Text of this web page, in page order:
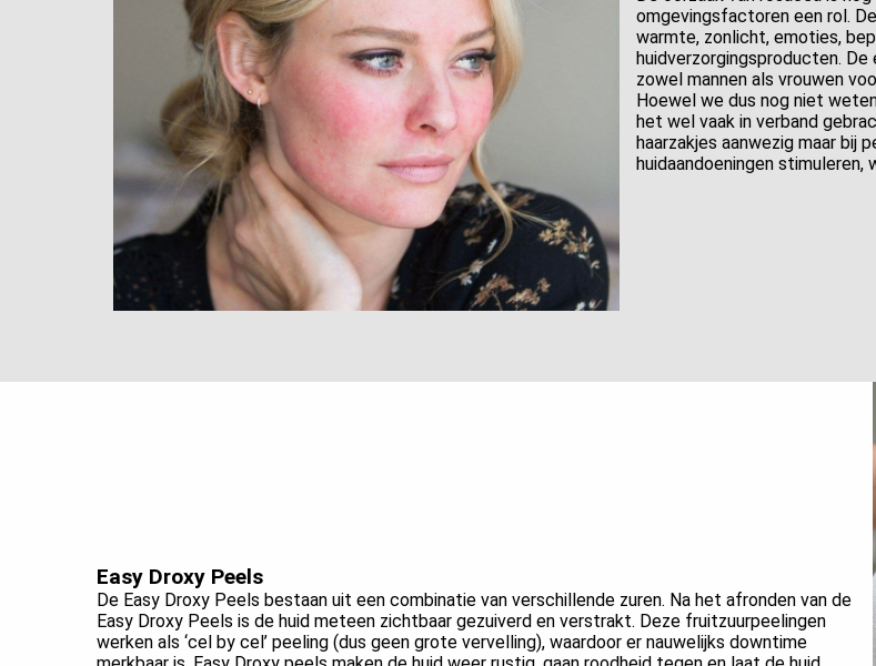
omgevingsfactoren een rol.
warmte, zonlicht, emoties,
huidverzorgingsproducten.
zowel mannen als vrouwen
Hoewel we dus nog niet
het wel vaak in verband
haarzakjes aanwezig maar bij
huidaandoeningen
Easy Droxy Peels
De Easy Droxy Peels bestaan uit een combinatie van verschillende zuren. Na het afronden van de
Easy Droxy Peels is de huid meteen zichtbaar gezuiverd en verstrakt. Deze fruitzuurpeelingen
werken als ‘cel by cel’ peeling (dus geen grote vervelling), waardoor er nauwelijks downtime